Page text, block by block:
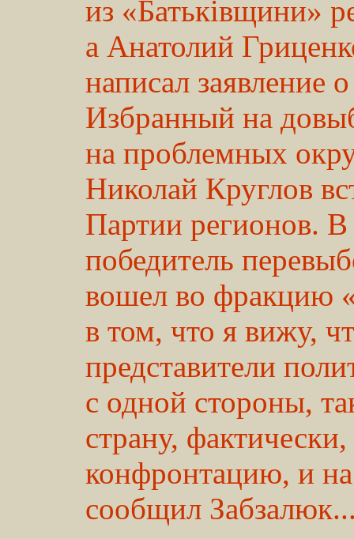
из «Батьківщини»
а Анатолий
написал заявление
Избранный на
на проблемных
Николай Круглов
Партии регионов.
победитель
вошел во фракцию
в том, что я вижу,
представители
с одной стороны,
страну,
конфронтацию, и
сообщил